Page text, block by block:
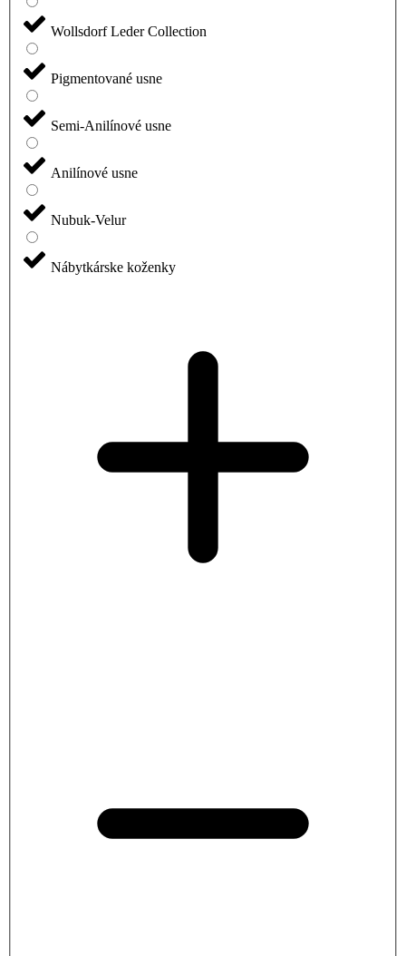
Wollsdorf Leder Collection
Pigmentované usne
Semi-Anilínové usne
Anilínové usne
Nubuk-Velur
Nábytkárske koženky